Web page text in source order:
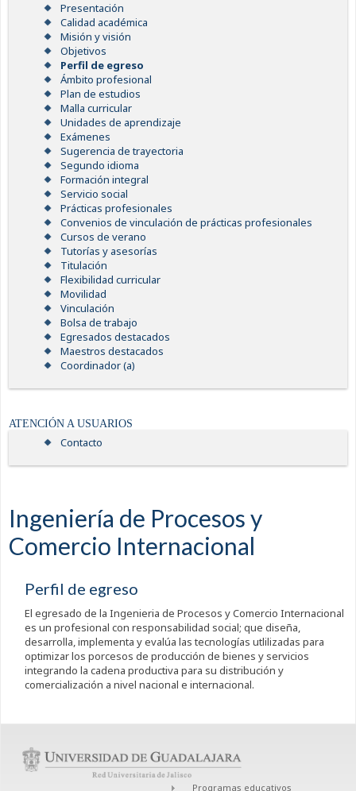
Presentación
Calidad académica
Misión y visión
Objetivos
Perfil de egreso
Ámbito profesional
Plan de estudios
Malla curricular
Unidades de aprendizaje
Exámenes
Sugerencia de trayectoria
Segundo idioma
Formación integral
Servicio social
Prácticas profesionales
Convenios de vinculación de prácticas profesionales
Cursos de verano
Tutorías y asesorías
Titulación
Flexibilidad curricular
Movilidad
Vinculación
Bolsa de trabajo
Egresados destacados
Maestros destacados
Coordinador (a)
ATENCIÓN A USUARIOS
Contacto
Ingeniería de Procesos y
Comercio Internacional
Perfil de egreso
El egresado de la Ingenieria de Procesos y Comercio Internacional
es un profesional con responsabilidad social; que diseña,
desarrolla, implementa y evalúa las tecnologías utlilizadas para
optimizar los porcesos de producción de bienes y servicios
integrando la cadena productiva para su distribución y
comercialización a nivel nacional e internacional.
Programas educativos